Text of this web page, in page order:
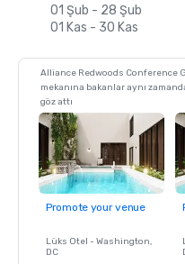
01 Şub - 28 Şub
01 Kas - 30 Kas
Alliance Redwoods Conference
mekanına bakanlar aynı
göz attı
Promote your venue
Lüks Otel - Washington,
DC